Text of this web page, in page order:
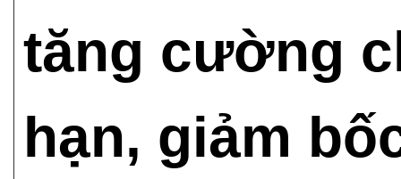
tăng cường
hạn, giảm